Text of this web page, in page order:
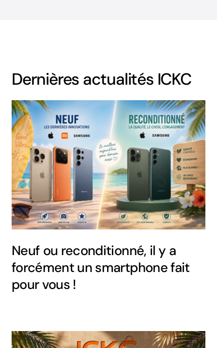
Dernières actualités ICKC
Neuf ou reconditionné, il y a
forcément un smartphone fait
pour vous !